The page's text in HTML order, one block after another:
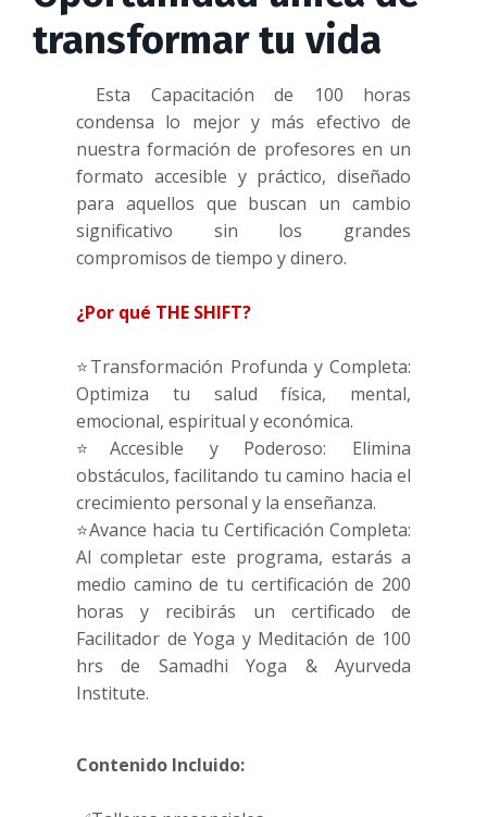
transformar tu vida
Esta Capacitación de 100 horas
condensa lo mejor y más efectivo de
nuestra formación de profesores en un
formato accesible y práctico, diseñado
para aquellos que buscan un cambio
significativo sin los grandes
compromisos de tiempo y dinero.
¿Por qué THE SHIFT?
⭐Transformación Profunda y Completa:
Optimiza tu salud física, mental,
emocional, espiritual y económica.
⭐ Accesible y Poderoso: Elimina
obstáculos, facilitando tu camino hacia el
crecimiento personal y la enseñanza.
⭐Avance hacia tu Certificación Completa:
Al completar este programa, estarás a
medio camino de tu certificación de 200
horas y recibirás un certificado de
Facilitador de Yoga y Meditación de 100
hrs de Samadhi Yoga & Ayurveda
Institute.
Contenido Incluido: